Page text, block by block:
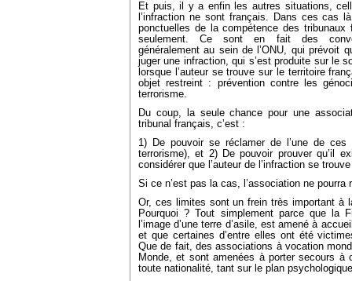
Et puis, il y a enfin les autres situations,
l’infraction ne sont français. Dans ces cas
ponctuelles de la compétence des tribunaux
seulement. Ce sont en fait des
généralement au sein de l’ONU, qui prévoit
juger une infraction, qui s’est produite sur le
lorsque l’auteur se trouve sur le territoire
objet restreint : prévention contre les
terrorisme.
Du coup, la seule chance pour une
tribunal français, c’est :
1) De pouvoir se réclamer de l’une de
terrorisme), et 2) De pouvoir prouver qu’il
considérer que l’auteur de l’infraction se
Si ce n’est pas la cas, l’association ne pourra
Or, ces limites sont un frein très important à
Pourquoi ? Tout simplement parce que la
l’image d’une terre d’asile, est amené à
et que certaines d’entre elles ont été
Que de fait, des associations à vocation
Monde, et sont amenées à porter secours à
toute nationalité, tant sur le plan